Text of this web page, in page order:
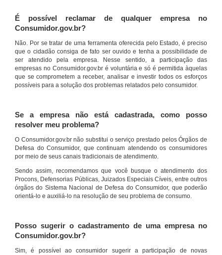
É possível reclamar de qualquer empresa no
Consumidor.gov.br?
Não. Por se tratar de uma ferramenta oferecida pelo Estado, é preciso
que o cidadão consiga de fato ser ouvido e tenha a possibilidade de
ser atendido pela empresa. Nesse sentido, a participação das
empresas no Consumidor.gov.br é voluntária e só é permitida àquelas
que se comprometem a receber, analisar e investir todos os esforços
possíveis para a solução dos problemas relatados pelo consumidor.
Se a empresa não está cadastrada, como posso
resolver meu problema?
O Consumidor.gov.br não substitui o serviço prestado pelos Órgãos de
Defesa do Consumidor, que continuam atendendo os consumidores
por meio de seus canais tradicionais de atendimento.
Sendo assim, recomendamos que você busque o atendimento dos
Procons, Defensorias Públicas, Juizados Especiais Cíveis, entre outros
órgãos do Sistema Nacional de Defesa do Consumidor, que poderão
orientá-lo e auxiliá-lo na resolução de seu problema de consumo.
Posso sugerir o cadastramento de uma empresa no
Consumidor.gov.br?
Sim, é possível ao consumidor sugerir a participação de novas